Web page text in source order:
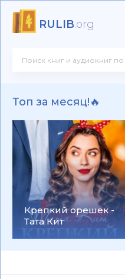
RULIB.org
Топ за месяц!🔥
Крепкий орешек -
Тата Кит